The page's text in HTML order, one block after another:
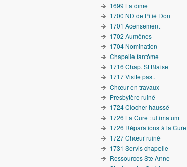
1699 La dîme
1700 ND de Pitié Don
1701 Acensement
1702 Aumônes
1704 Nomination
Chapelle fantôme
1716 Chap. St Blaise
1717 Visite past.
Chœur en travaux
Presbytère ruiné
1724 Clocher haussé
1726 La Cure : ultimatum
1726 Réparations à la Cure
1727 Chœur ruiné
1731 Servis chapelle
Ressources Ste Anne